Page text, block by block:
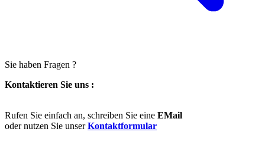
Sie haben Fragen ?
Kontaktieren Sie uns :
Rufen Sie einfach an, schreiben Sie eine EMail
oder nutzen Sie unserKontaktformular